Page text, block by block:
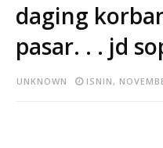
daging
pasar. . . jd
UNKNOWN ISNIN,